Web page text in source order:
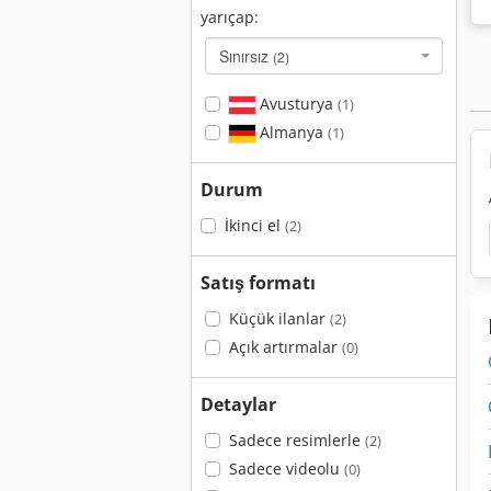
yarıçap:
Sınırsız (2)
Avusturya (1)
Almanya (1)
Durum
İkinci el (2)
Satış formatı
Küçük ilanlar (2)
Açık artırmalar (0)
Detaylar
Sadece resimlerle (2)
Sadece videolu (0)